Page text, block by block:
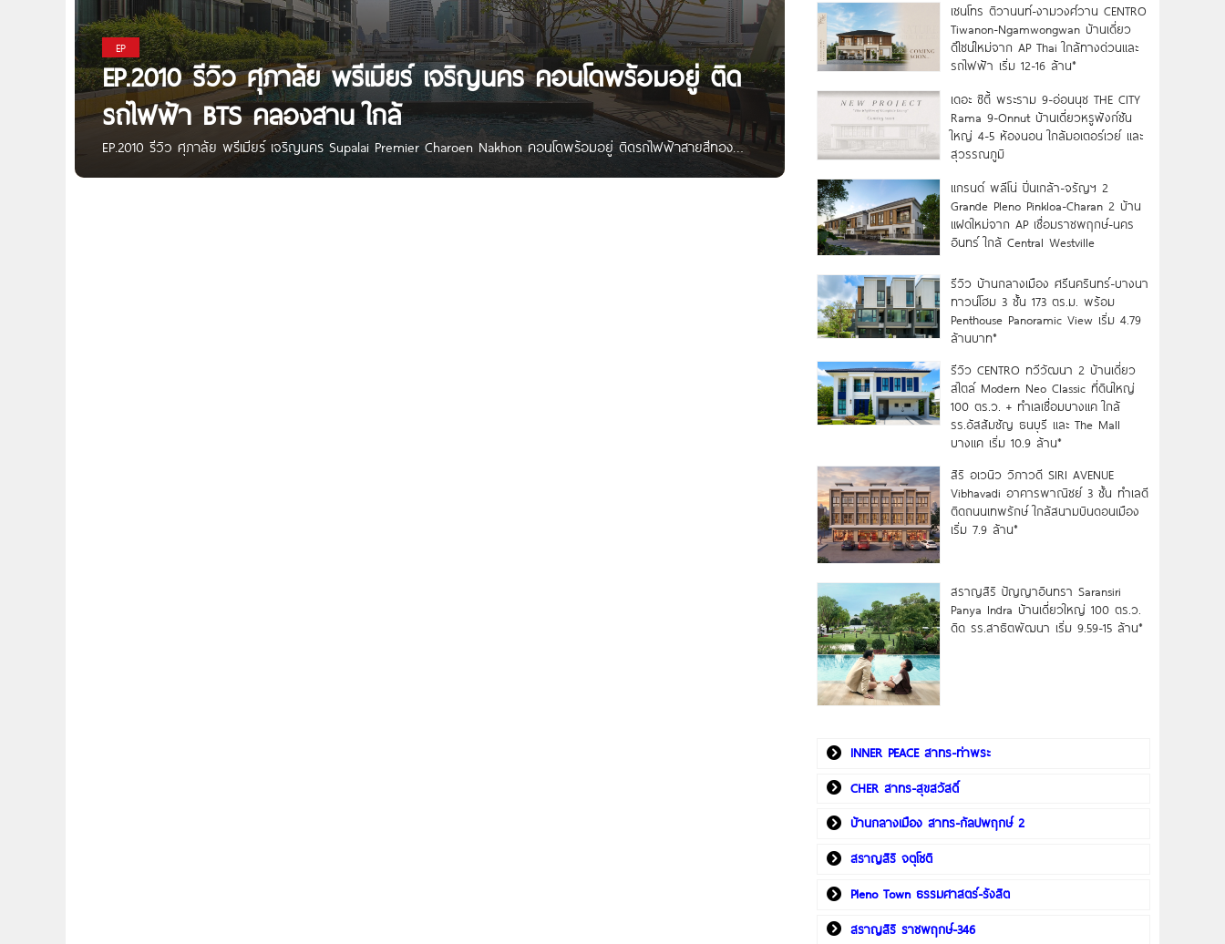
EP
EP.2010 รีวิว ศุภาลัย พรีเมียร์ เจริญนคร คอนโดพร้อมอยู่ ติด
รถไฟฟ้า BTS คลองสาน ใกล้
EP.2010 รีวิว ศุภาลัย พรีเมียร์ เจริญนคร Supalai Premier Charoen Nakhon คอนโดพร้อมอยู่ ติดรถไฟฟ้าสายสีทอง
สถานีคลองสาน ใกล้ ICONSIAM เริ่ม 4.5 ล้าน* Written by : THAnATH Photo by : Eins Gannika สวัสดีผู้อ่านชาว
เซนโทร ติวานนท์-งามวงศ์วาน CENTRO
Tiwanon-Ngamwongwan บ้านเดี่ยว
ดีไซน์ใหม่จาก AP Thai ใกล้ทางด่วนและ
รถไฟฟ้า เริ่ม 12-16 ล้าน*
เดอะ ซิตี้ พระราม 9-อ่อนนุช THE CITY
Rama 9-Onnut บ้านเดี่ยวหรูฟังก์ชัน
ใหญ่ 4-5 ห้องนอน ใกล้มอเตอร์เวย์ และ
สุวรรณภูมิ
แกรนด์ พลีโน่ ปิ่นเกล้า-จรัญฯ 2
Grande Pleno Pinkloa-Charan 2 บ้าน
แฝดใหม่จาก AP เชื่อมราชพฤกษ์-นคร
อินทร์ ใกล้ Central Westville
รีวิว บ้านกลางเมือง ศรีนครินทร์-บางนา
ทาวน์โฮม 3 ชั้น 173 ตร.ม. พร้อม
Penthouse Panoramic View เริ่ม 4.79
ล้านบาท*
รีวิว CENTRO ทวีวัฒนา 2 บ้านเดี่ยว
สไตล์ Modern Neo Classic ที่ดินใหญ่
100 ตร.ว. + ทำเลเชื่อมบางแค ใกล้
รร.อัสสัมชัญ ธนบุรี และ The Mall
บางแค เริ่ม 10.9 ล้าน*
สิริ อเวนิว วิภาวดี SIRI AVENUE
Vibhavadi อาคารพาณิชย์ 3 ชั้น ทำเลดี
ติดถนนเทพรักษ์ ใกล้สนามบินดอนเมือง
เริ่ม 7.9 ล้าน*
สราญสิริ ปัญญาอินทรา Saransiri
Panya Indra บ้านเดี่ยวใหญ่ 100 ตร.ว.
ดิด รร.สาธิตพัฒนา เริ่ม 9.59-15 ล้าน*
INNER PEACE สาทร-ท่าพระ
CHER สาทร-สุขสวัสดิ์
บ้านกลางเมือง สาทร-กัลปพฤกษ์ 2
สราญสิริ จตุโชติ
Pleno Town ธรรมศาสตร์-รังสิต
สราญสิริ ราชพฤกษ์-346